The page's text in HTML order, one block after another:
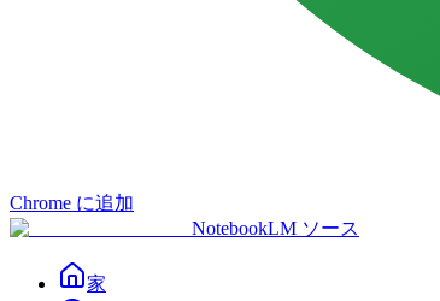
Chrome に追加
NotebookLM ソース
家